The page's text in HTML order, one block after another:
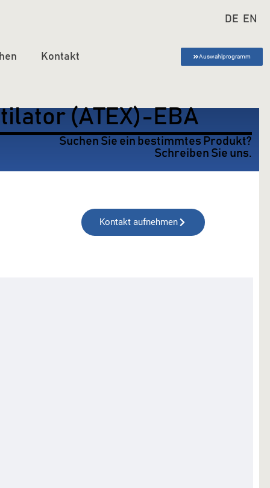
DE EN
Kontakt Auswahlprogramm
(ATEX)-EBA
Suchen Sie ein bestimmtes Produkt?
Schreiben Sie uns.
Kontakt aufnehmen